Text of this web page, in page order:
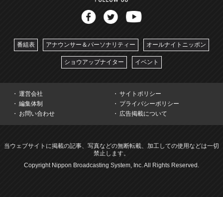
番組表 アナウンサー＆パーソナリティー オールナイトニッポン
ショウアップナイター イベント
運営会社
サイトポリシー
編集体制
プライバシーポリシー
お問い合わせ
広告掲載について
当ウェブサイトに掲載の記事、写真などの無断転載、加工しての使用などは一切
禁止します。
Copyright Nippon Broadcasting System, Inc. All Rights Reserved.